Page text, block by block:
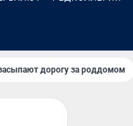
дорогу за роддомом